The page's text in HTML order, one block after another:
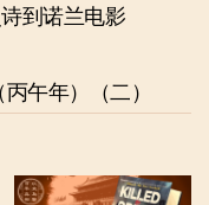
到诺兰电影
午年）（二）